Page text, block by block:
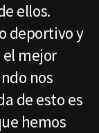
ellos.
deportivo y
mejor
nos
de esto es
hemos